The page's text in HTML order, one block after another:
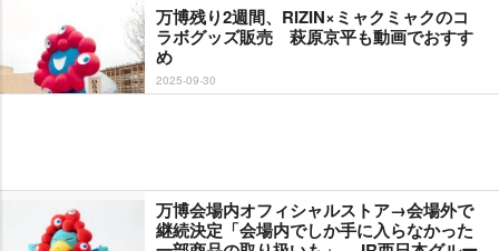
万博残り2週間、RIZIN×ミャクミャクのコ
ラボグッズ販売 萩原京平も動画でおすす
め
2025-09-30
万博会場内オフィシャルストア→会場外で
継続決定「会場内でしか手に入らなかった